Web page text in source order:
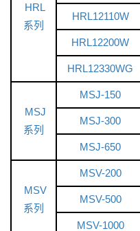
HRL
系列
HRL12110W
HRL12200W
HRL12330WG
MSJ
系列
MSJ-150
MSJ-300
MSJ-650
MSV
系列
MSV-200
MSV-500
MSV-1000